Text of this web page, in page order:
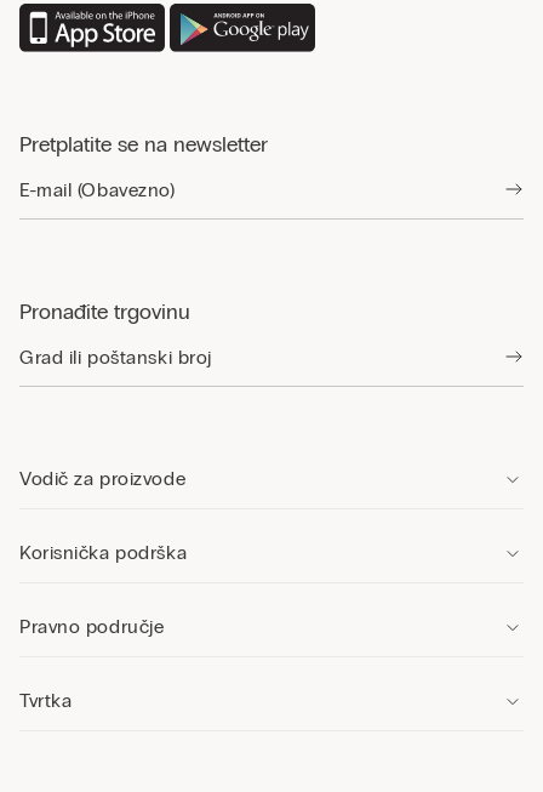
Pretplatite se na newsletter
Pronađite trgovinu
Vodič za proizvode
Korisnička podrška
Pravno područje
Tvrtka